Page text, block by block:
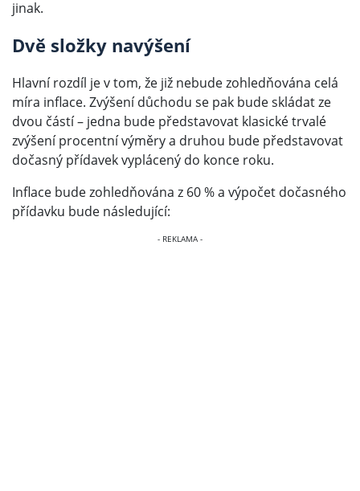
jinak.
Dvě složky navýšení
Hlavní rozdíl je v tom, že již nebude zohledňována celá
míra inflace. Zvýšení důchodu se pak bude skládat ze
dvou částí – jedna bude představovat klasické trvalé
zvýšení procentní výměry a druhou bude představovat
dočasný přídavek vyplácený do konce roku.
Inflace bude zohledňována z 60 % a výpočet dočasného
přídavku bude následující: